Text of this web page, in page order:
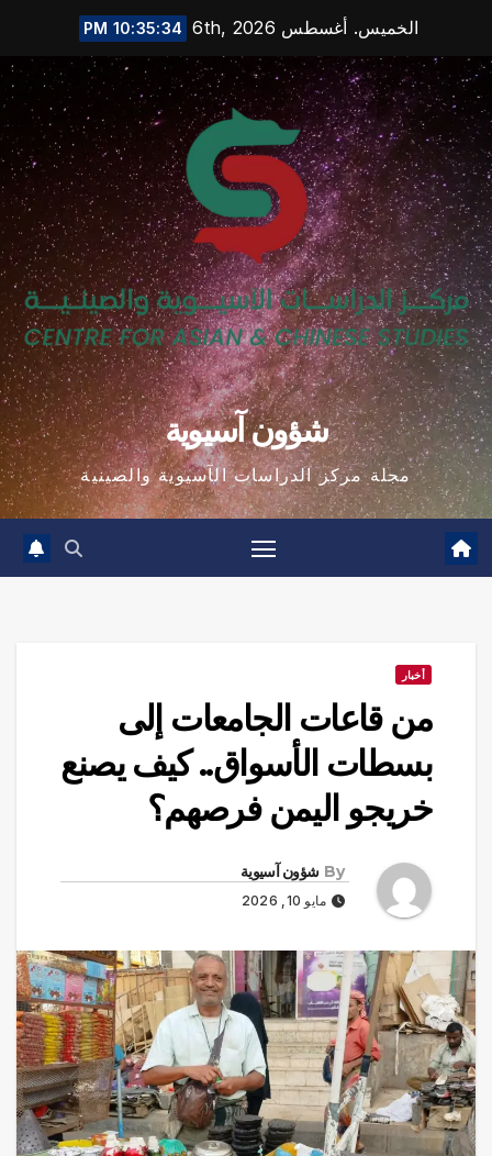
content
الخميس. أغسطس 6th, 2026 10:35:35 PM
شؤون آسيوية
مجلة مركز الدراسات الآسيوية والصينية
أخبار
من قاعات الجامعات إلى
بسطات الأسواق.. كيف يصنع
خريجو اليمن فرصهم؟
By شؤون آسيوية
مايو 10, 2026